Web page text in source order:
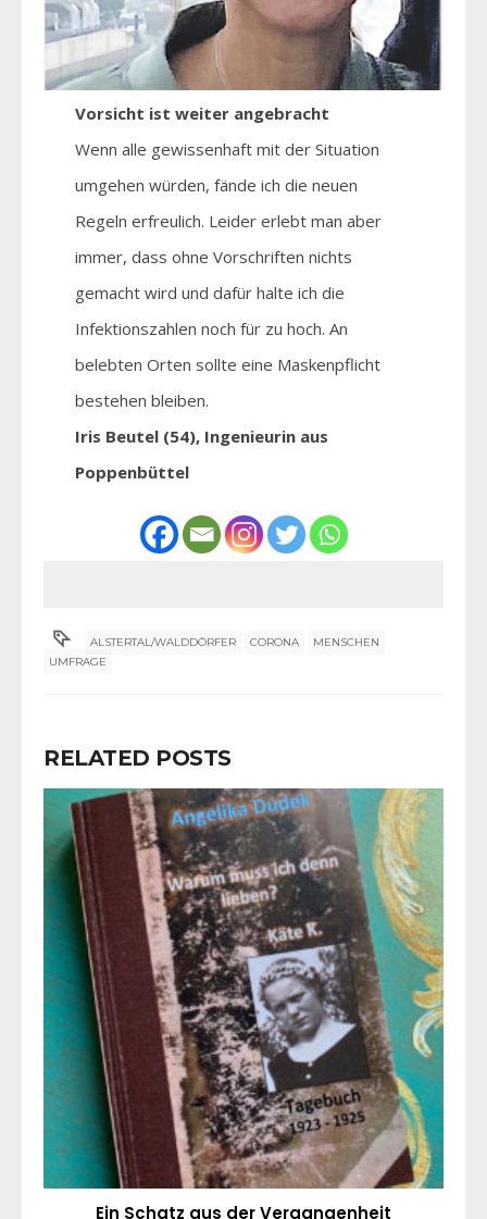
Vorsicht ist weiter angebracht
Wenn alle gewissenhaft mit der Situation
umgehen würden, fände ich die neuen
Regeln erfreulich. Leider erlebt man aber
immer, dass ohne Vorschriften nichts
gemacht wird und dafür halte ich die
Infektionszahlen noch für zu hoch. An
belebten Orten sollte eine Maskenpflicht
bestehen bleiben.
Iris Beutel (54), Ingenieurin aus
Poppenbüttel
ALSTERTAL/WALDDÖRFER CORONA
MENSCHEN
UMFRAGE
RELATED POSTS
Ein Schatz aus der Vergangenheit